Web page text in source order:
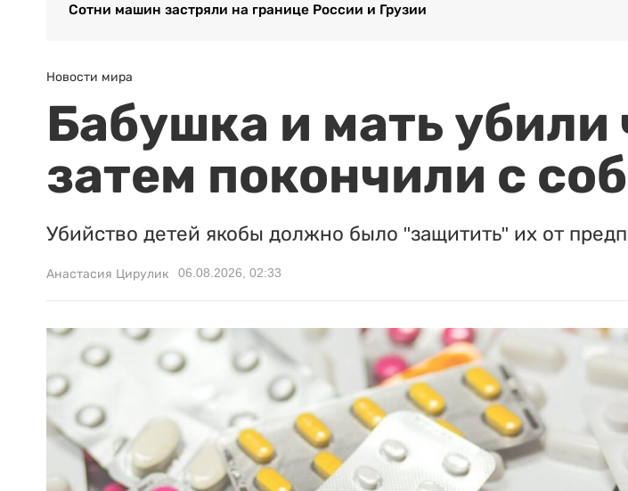
Сотни машин застряли на границе России и Грузии
Новости мира
Бабушка и мать убили
затем покончили с
Убийство детей якобы должно было "защитить" их от
Анастасия Цирулик 06.08.2026, 02:33